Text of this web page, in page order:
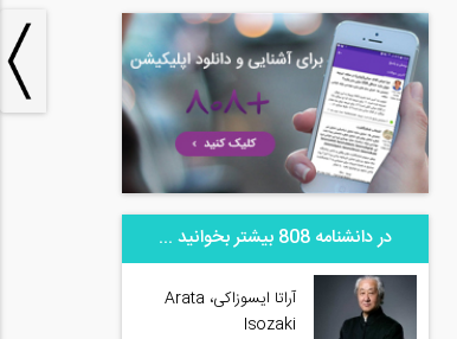
در دانشنامه 808 بیشتر بخوانید ...
آراتا ایسوزاکی، Arata
Isozaki